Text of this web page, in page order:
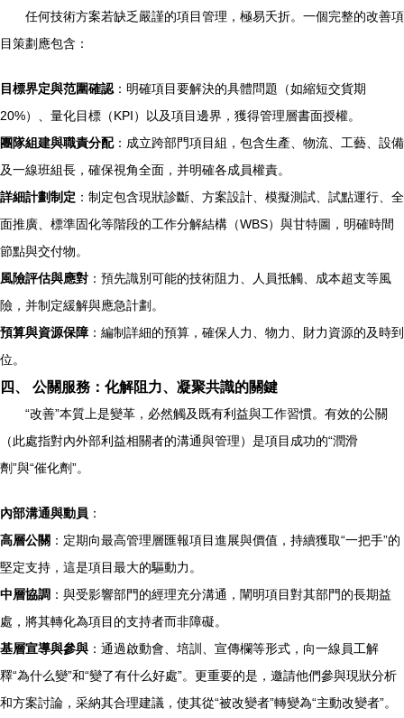
任何技術方案若缺乏嚴謹的項目管理，極易夭折。一個完整的改善項
目策劃應包含：
目標界定與范圍確認 ：明確項目要解決的具體問題（如縮短交貨期
20%）、量化目標（KPI）以及項目邊界，獲得管理層書面授權。
團隊組建與職責分配：成立跨部門項目組，包含生產、物流、工藝、設備
及一線班組長，確保視角全面，并明確各成員權責。
詳細計劃制定 ：制定包含現狀診斷、方案設計、模擬測試、試點運行、全
面推廣、標準固化等階段的工作分解結構（WBS）與甘特圖，明確時間
節點與交付物。
風險評估與應對 ：預先識別可能的技術阻力、人員抵觸、成本超支等風
險，并制定緩解與應急計劃。
預算與資源保障 ：編制詳細的預算，確保人力、物力、財力資源的及時到
位。
四、 公關服務：化解阻力、凝聚共識的關鍵
“改善”本質上是變革，必然觸及既有利益與工作習慣。有效的公關
（此處指對內外部利益相關者的溝通與管理）是項目成功的“潤滑
劑”與“催化劑”。
內部溝通與動員 ：
高層公關 ：定期向最高管理層匯報項目進展與價值，持續獲取“一把手”的
堅定支持，這是項目最大的驅動力。
中層協調 ：與受影響部門的經理充分溝通，闡明項目對其部門的長期益
處，將其轉化為項目的支持者而非障礙。
基層宣導與參與 ：通過啟動會、培訓、宣傳欄等形式，向一線員工解
釋“為什么變”和“變了有什么好處”。更重要的是，邀請他們參與現狀分析
和方案討論，采納其合理建議，使其從“被改變者”轉變為“主動改變者”。